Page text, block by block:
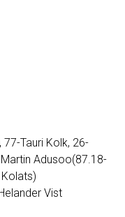
Tauri Kolk, 26-
Adusoo(87.18-
Vist